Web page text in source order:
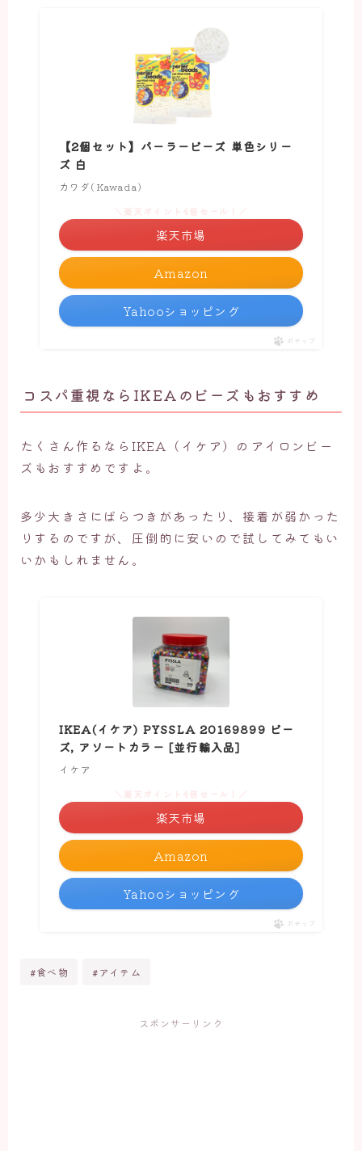
【2個セット】パーラービーズ 単色シリー
ズ 白
カワダ(Kawada)
Amazon
楽天市場
Yahooショッピング
ポチップ
コスパ重視ならIKEAのビーズもおすすめ
たくさん作るならIKEA（イケア）のアイロンビー
ズもおすすめですよ。
多少大きさにばらつきがあったり、接着が弱かった
りするのですが、圧倒的に安いので試してみてもい
いかもしれません。
IKEA(イケア) PYSSLA 20169899 ビー
ズ, アソートカラー [並行輸入品]
イケア
Amazon
楽天市場
Yahooショッピング
ポチップ
#食べ物 #アイテム
スポンサーリンク